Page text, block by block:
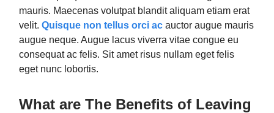
mauris. Maecenas volutpat blandit aliquam etiam erat
velit. Quisque non tellus orci ac auctor augue mauris
augue neque. Augue lacus viverra vitae congue eu
consequat ac felis. Sit amet risus nullam eget felis
eget nunc lobortis.
What are The Benefits of Leaving